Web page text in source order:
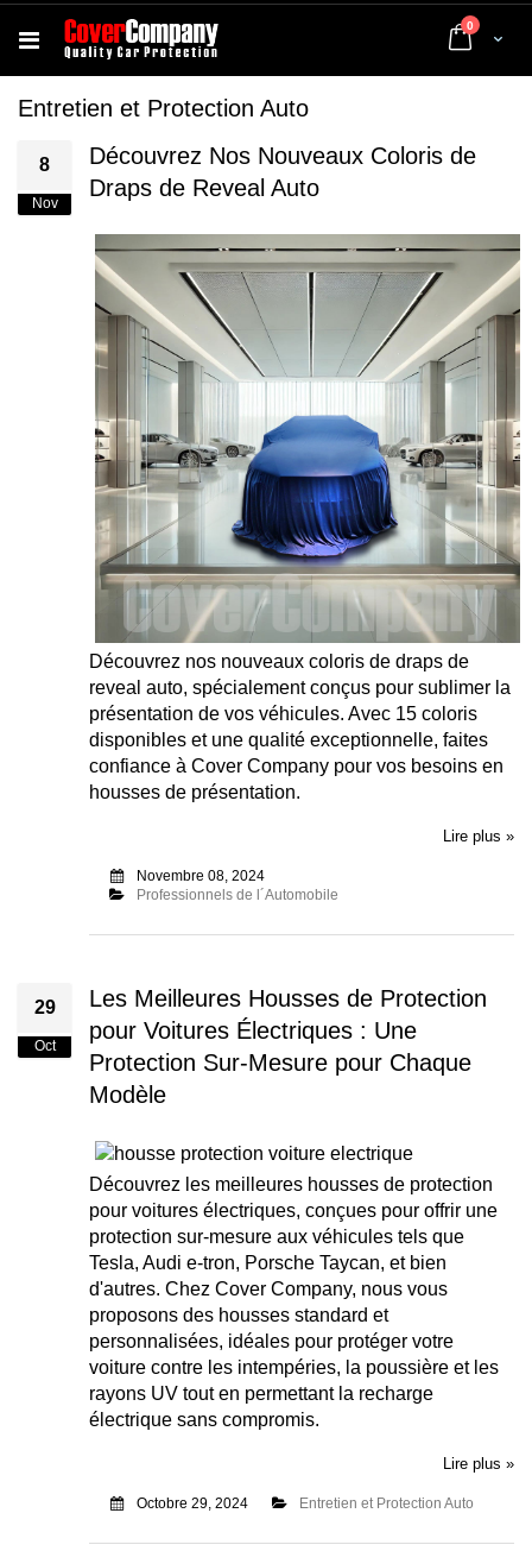
Cart
0 articles
Entretien et Protection Auto
8
Nov
Découvrez Nos Nouveaux Coloris de
Draps de Reveal Auto
Découvrez nos nouveaux coloris de draps de
reveal auto, spécialement conçus pour sublimer la
présentation de vos véhicules. Avec 15 coloris
disponibles et une qualité exceptionnelle, faites
confiance à Cover Company pour vos besoins en
housses de présentation.
Lire plus »
Novembre 08, 2024
Professionnels de l´Automobile
29
Oct
Les Meilleures Housses de Protection
pour Voitures Électriques : Une
Protection Sur-Mesure pour Chaque
Modèle
Découvrez les meilleures housses de protection
pour voitures électriques, conçues pour offrir une
protection sur-mesure aux véhicules tels que
Tesla, Audi e-tron, Porsche Taycan, et bien
d'autres. Chez Cover Company, nous vous
proposons des housses standard et
personnalisées, idéales pour protéger votre
voiture contre les intempéries, la poussière et les
rayons UV tout en permettant la recharge
électrique sans compromis.
Lire plus »
Octobre 29, 2024 Entretien et Protection Auto